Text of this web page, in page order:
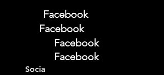
Facebook
Facebook
Facebook
Facebook
Socia